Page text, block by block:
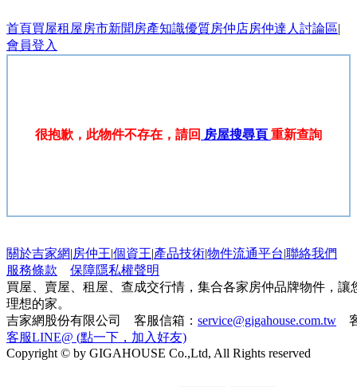
首頁買屋租屋房市新聞 房產知識優質房仲店房仲達人 討論區|
會員登入
很抱歉，此物件不存在，請回 房屋搜尋頁 重新查詢
關於吉家網|房仲王|個資王|產品技術|物件流通平台|聯絡我們
服務條款
保障隱私權聲明
買屋、賣屋、租屋、查成交行情，集合各家房仲品牌物件，
理想的家。
吉家網股份有限公司 客服信箱： service@gigahouse.com.tw
客服LINE@ (點一下，加入好友)
Copyright © by GIGAHOUSE Co.,Ltd, All Rights reserved